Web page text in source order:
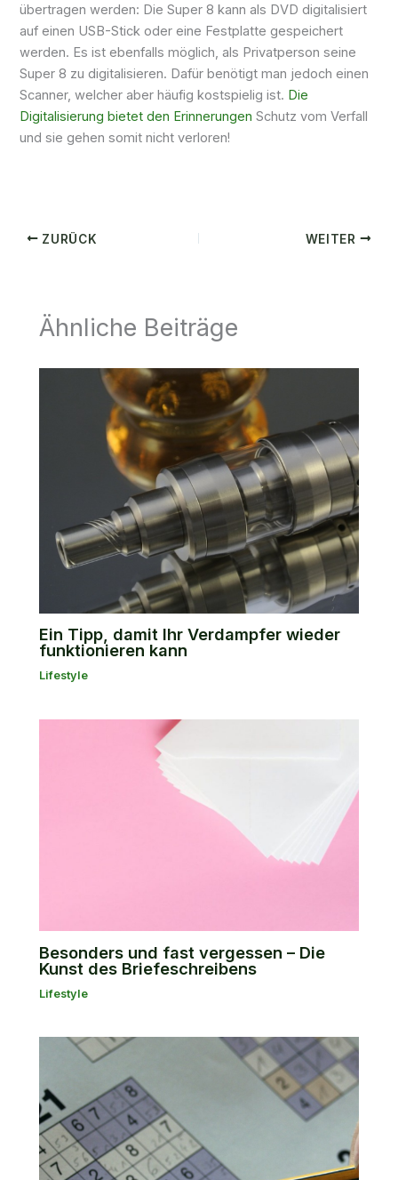
übertragen werden: Die Super 8 kann als DVD digitalisiert
auf einen USB-Stick oder eine Festplatte gespeichert
werden. Es ist ebenfalls möglich, als Privatperson seine
Super 8 zu digitalisieren. Dafür benötigt man jedoch einen
Scanner, welcher aber häufig kostspielig ist. Die
Digitalisierung bietet den Erinnerungen Schutz vom Verfall
und sie gehen somit nicht verloren!
ZURÜCK WEITER
Ähnliche Beiträge
Ein Tipp, damit Ihr Verdampfer wieder
funktionieren kann
Lifestyle
Besonders und fast vergessen – Die
Kunst des Briefeschreibens
Lifestyle